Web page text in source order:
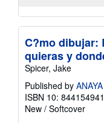
C?mo dibujar:
quieras y
Spicer, Jake
Published by
ISBN 10:
New / Softcover